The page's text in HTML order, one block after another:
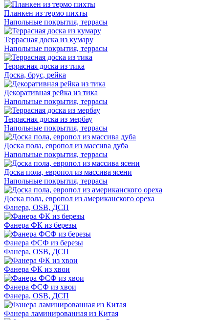
Планкен из термо пихты
Напольные покрытия, террасы
Террасная доска из кумару
Напольные покрытия, террасы
Террасная доска из тика
Доска, брус, рейка
Декоративная рейка из тика
Напольные покрытия, террасы
Террасная доска из мербау
Напольные покрытия, террасы
Доска пола, европол из массива дуба
Напольные покрытия, террасы
Доска пола, европол из массива ясени
Напольные покрытия, террасы
Доска пола, европол из американского ореха
Фанера, OSB, ДСП
Фанера ФК из березы
Фанера ФСФ из березы
Фанера, OSB, ДСП
Фанера ФК из хвои
Фанера ФСФ из хвои
Фанера, OSB, ДСП
Фанера ламинированная из Китая